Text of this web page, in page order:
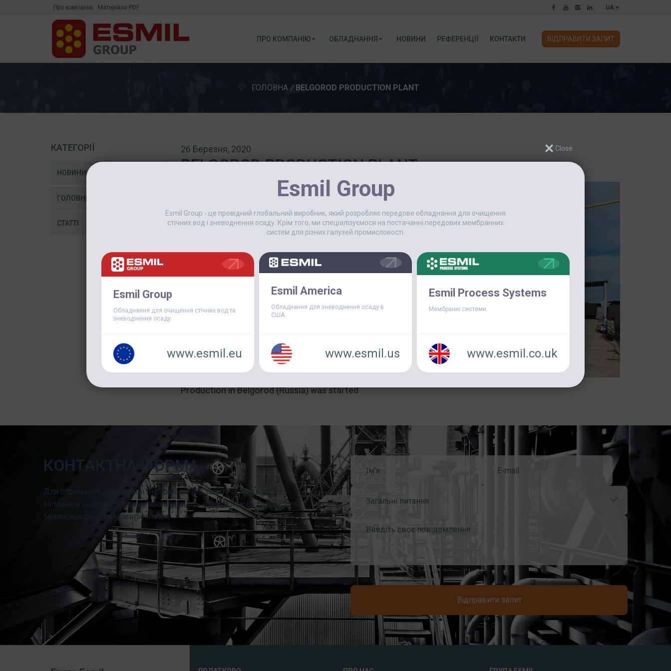
Про компанію Матеріали PDF UA
ПРО КОМПАНІЮ ОБЛАДНАННЯ НОВИНИ РЕФЕРЕНЦІЇ КОНТАКТИ ВІДПРАВИТИ ЗАПИТ
ГОЛОВНА /BELGOROD PRODUCTION PLANT
BELGOROD PRODUCTION PLANT
26 Березня, 2020
Production in Belgorod (Russia) was started
КАТЕГОРІЇ
НОВИНИ
ГОЛОВНІ НОВИНИ
СТАТТІ
КОНТАКТНА ФОРМА
Для отримання додаткової інформації або запитань, будь ласка,
заповніть контактну форму або надішліть електронного листа Esmil
безпосередньо на sales@esmil.eu
Загальні питання
Відправити запит
Esmil Group
Esmil Group - це провідний глобальний виробник, який розробляє передове обладнання для очищення
стічних вод і зневоднення осаду. Крім того, ми спеціалізуємося на постачанні передових мембранних
систем для різних галузей промисловості.
Esmil Group
Обладнання для очищення стічних вод та
зневоднення осаду.
www.esmil.eu
Esmil America
Обладнання для зневоднення осаду в
США.
www.esmil.us
Esmil Process Systems
Мембранні системи.
www.esmil.co.uk